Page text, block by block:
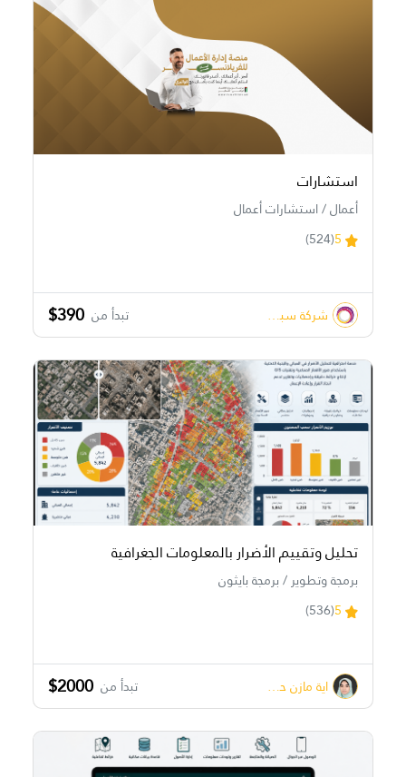
استشارات
أعمال / استشارات أعمال
5
(524)
شركة سبشال تتش Special Touch تبدأ من $390
تحليل وتقييم الأضرار بالمعلومات الجغرافية
برمجة وتطوير / برمجة بايثون
5
(536)
اية مازن حسونة تبدأ من $2000